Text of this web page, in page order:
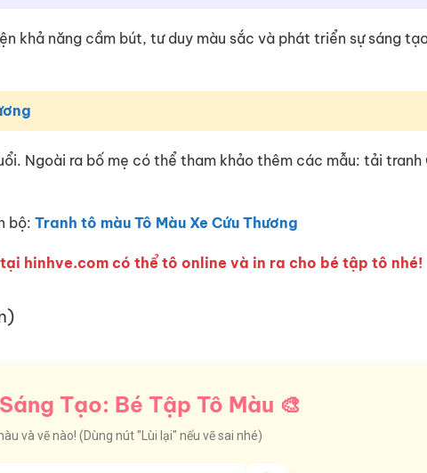
khả năng cầm bút, tư duy màu sắc và phát triển sự sáng
Ngoài ra bố mẹ có thể tham khảo thêm các mẫu: tải tranh
bộ: Tranh tô màu Tô Màu Xe Cứu Thương
hinhve.com có thể tô online và in ra cho bé tập tô nhé!
Tạo: Bé Tập Tô Màu 🎨
và vẽ nào! (Dùng nút "Lùi lại" nếu vẽ sai nhé)